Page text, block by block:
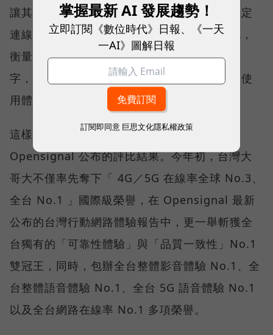
讓其在人潮聚集、高速移動或室內空間維持穩定
連線，即無法轉換成好的使用體驗，也因如此，
衡量「好網路」的標準，也逐漸從追求測速數
字，轉向任何時間、任何地點都能穩定連線的使
用體驗。
這樣的轉變，也反映在國際權威網路分析機構
Opensignal 公布的評比結果。今年初，台灣大
哥大不僅率先奪下「 4G／5G 在線率全球 No.3、
全台 No.1 」國際級榮譽，在 Opensignal 最新
公布的台灣行動網路體驗報告中，更一舉斬獲全
台獨有的「可靠性體驗」與「品質一致性」No.1
雙冠王，同時，包辦全台整體影音體驗 No.1、全
台整體語音體驗 No.1、全台 5G 語音體驗 No.1
以及全台網路在線率 No.1 多項榮譽。
掌握最新 AI 發展趨勢！
立即訂閱《數位時代》日報、《一天
一AI》圖解日報
訂閱即同意 巨思文化隱私權政策